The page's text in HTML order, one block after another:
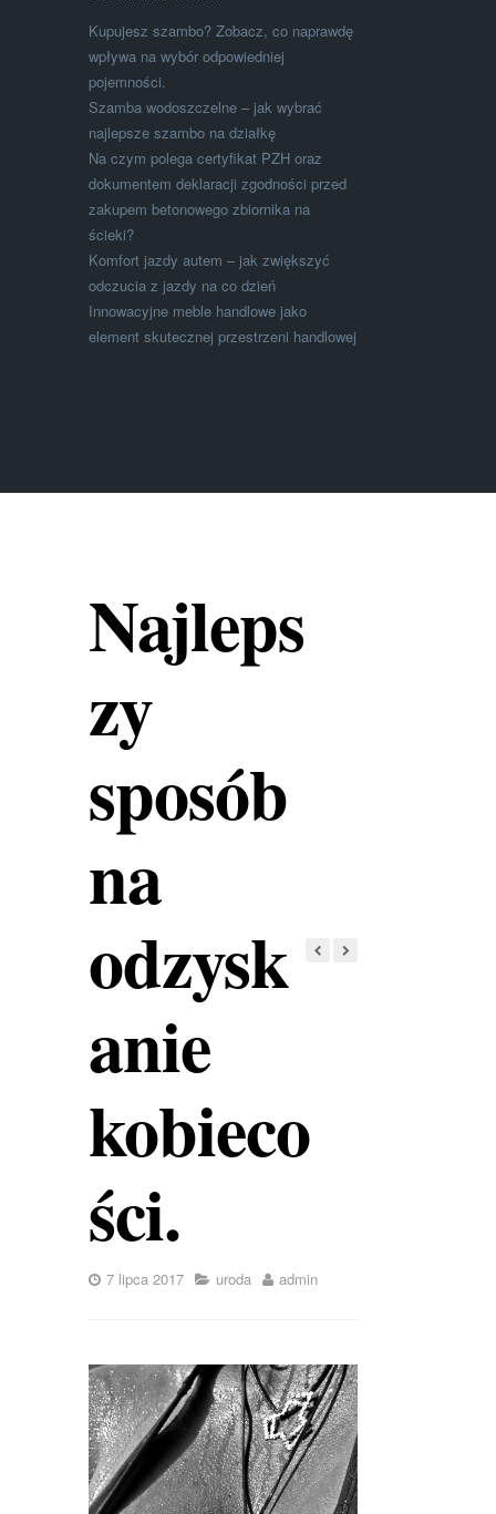
Kupujesz szambo? Zobacz, co naprawdę
wpływa na wybór odpowiedniej
pojemności.
Szamba wodoszczelne – jak wybrać
najlepsze szambo na działkę
Na czym polega certyfikat PZH oraz
dokumentem deklaracji zgodności przed
zakupem betonowego zbiornika na
ścieki?
Komfort jazdy autem – jak zwiększyć
odczucia z jazdy na co dzień
Innowacyjne meble handlowe jako
element skutecznej przestrzeni handlowej
Najleps
zy
sposób
na
odzysk
anie
kobieco
ści.
7 lipca 2017 uroda admin